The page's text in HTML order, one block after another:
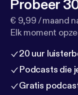
Probeer
€ 9,99 / maand
Elk moment
20 uur
Podcasts die
Gratis